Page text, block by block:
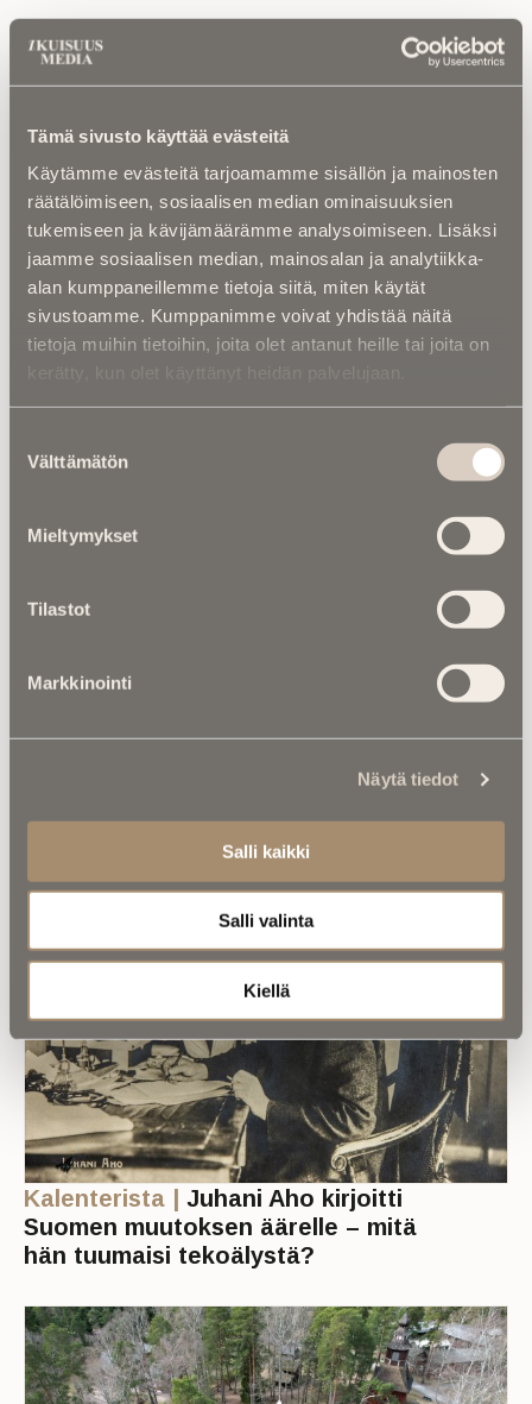
Tämä sivusto käyttää evästeitä
Käytämme evästeitä tarjoamamme sisällön ja mainosten
räätälöimiseen, sosiaalisen median ominaisuuksien
tukemiseen ja kävijämäärämme analysoimiseen. Lisäksi
jaamme sosiaalisen median, mainosalan ja analytiikka-
alan kumppaneillemme tietoja siitä, miten käytät
sivustoamme. Kumppanimme voivat yhdistää näitä
tietoja muihin tietoihin, joita olet antanut heille tai joita on
kerätty, kun olet käyttänyt heidän palvelujaan.
valinta
Välttämätön
Mieltymykset
Tilastot
Markkinointi
Näytä tiedot
Salli kaikki
Salli valinta
Kiellä
Luetuimmat
Kuolinuutiset | “Yksi taivas kaiken yllä” –
Retkeilytubettaja Ali Leiniö kuoli
hiihtovaelluksella Lapissa
Kalenterista |
Ior Bock – Mytologi ja
tarinankertoja kuoli väkivaltaisesti
Kalenterista | Jarno Saarinen muistetaan –
Paronin tie ei päättynyt Monzaan
Kuolema koskettaa | RebelWerksin Aatu
“Mulla on ihan kiire elää”
hautapaikka ”omistetaan”, ja miten
Luitko jo nämä?
Kalenterista | Juhani Aho kirjoitti
Suomen muutoksen äärelle – mitä
hän tuumaisi tekoälystä?